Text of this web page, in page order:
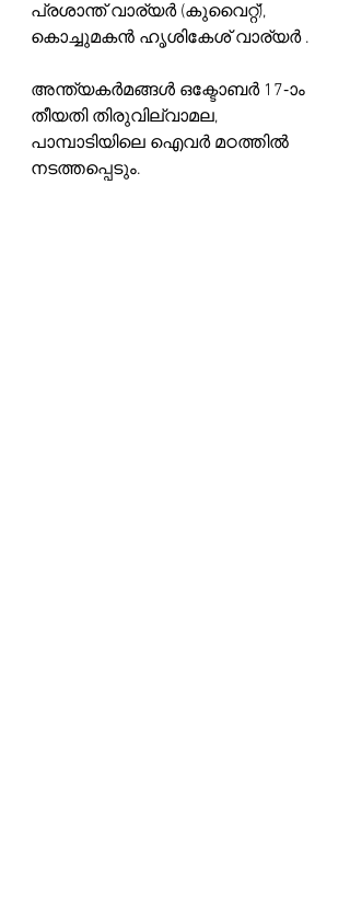
പ്രശാന്ത് വാര്യർ (കുവൈറ്റ്),
കൊച്ചുമകൻ ഹൃശികേശ് വാര്യർ .
അന്ത്യകർമങ്ങൾ ഒക്ടോബർ 17-ാം
തീയതി തിരുവില്വാമല,
പാമ്പാടിയിലെ ഐവർ മഠത്തിൽ
നടത്തപ്പെടും.